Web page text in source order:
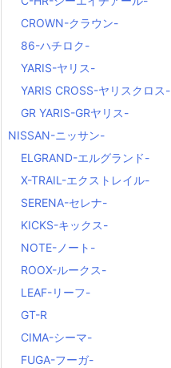
CROWN-クラウン-
86-ハチロク-
YARIS-ヤリス-
YARIS CROSS-ヤリスクロス-
GR YARIS-GRヤリス-
NISSAN-ニッサン-
ELGRAND-エルグランド-
X-TRAIL-エクストレイル-
SERENA-セレナ-
KICKS-キックス-
NOTE-ノート-
ROOX-ルークス-
LEAF-リーフ-
GT-R
CIMA-シーマ-
FUGA-フーガ-